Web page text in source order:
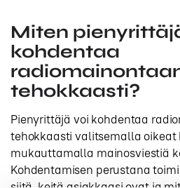
Miten
kohdentaa
tehokkaasti?
Pienyrittäjä voi kohdentaa
tehokkaasti valitsemalla
mukauttamalla mainosviestiä
Kohdentamisen perustana